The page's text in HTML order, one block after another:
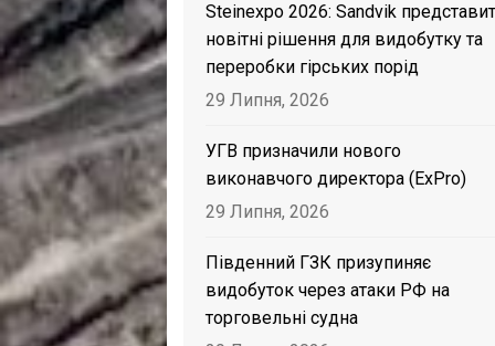
Steinexpo 2026: Sandvik
новітні рішення для видобутку та
переробки гірських порід
29 Липня, 2026
УГВ призначили нового
виконавчого директора (ExPro)
29 Липня, 2026
Південний ГЗК призупиняє
видобуток через атаки РФ на
торговельні судна